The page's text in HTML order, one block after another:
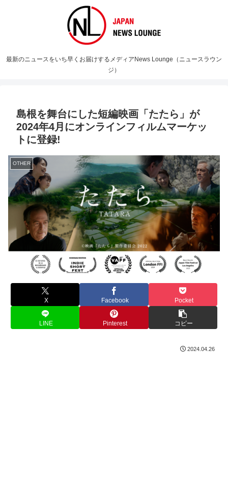
最新のニュースをいち早くお届けするメディアNews Lounge（ニュースラウン
ジ）
島根を舞台にした短編映画「たたら」が
2024年4月にオンラインフィルムマーケッ
トに登録!
OTHER
X Facebook Pocket
LINE Pinterest コピー
2024.04.26